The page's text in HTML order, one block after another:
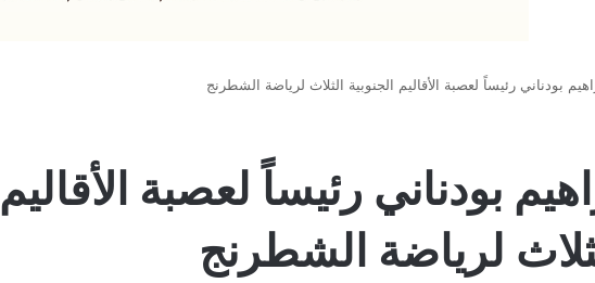
بودناني رئيساً لعصبة الأقاليم الجنوبية الثلاث لرياضة الشطرنج
بودناني رئيساً لعصبة الأقاليم
لرياضة الشطرنج